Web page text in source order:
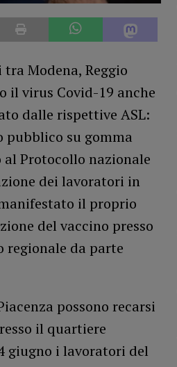
Modena, Reggio
il virus Covid-19 anche
dalle rispettive ASL:
pubblico su gomma
Protocollo nazionale
dei lavoratori in
il proprio
del vaccino presso
da parte
possono recarsi
il quartiere
giugno i lavoratori del